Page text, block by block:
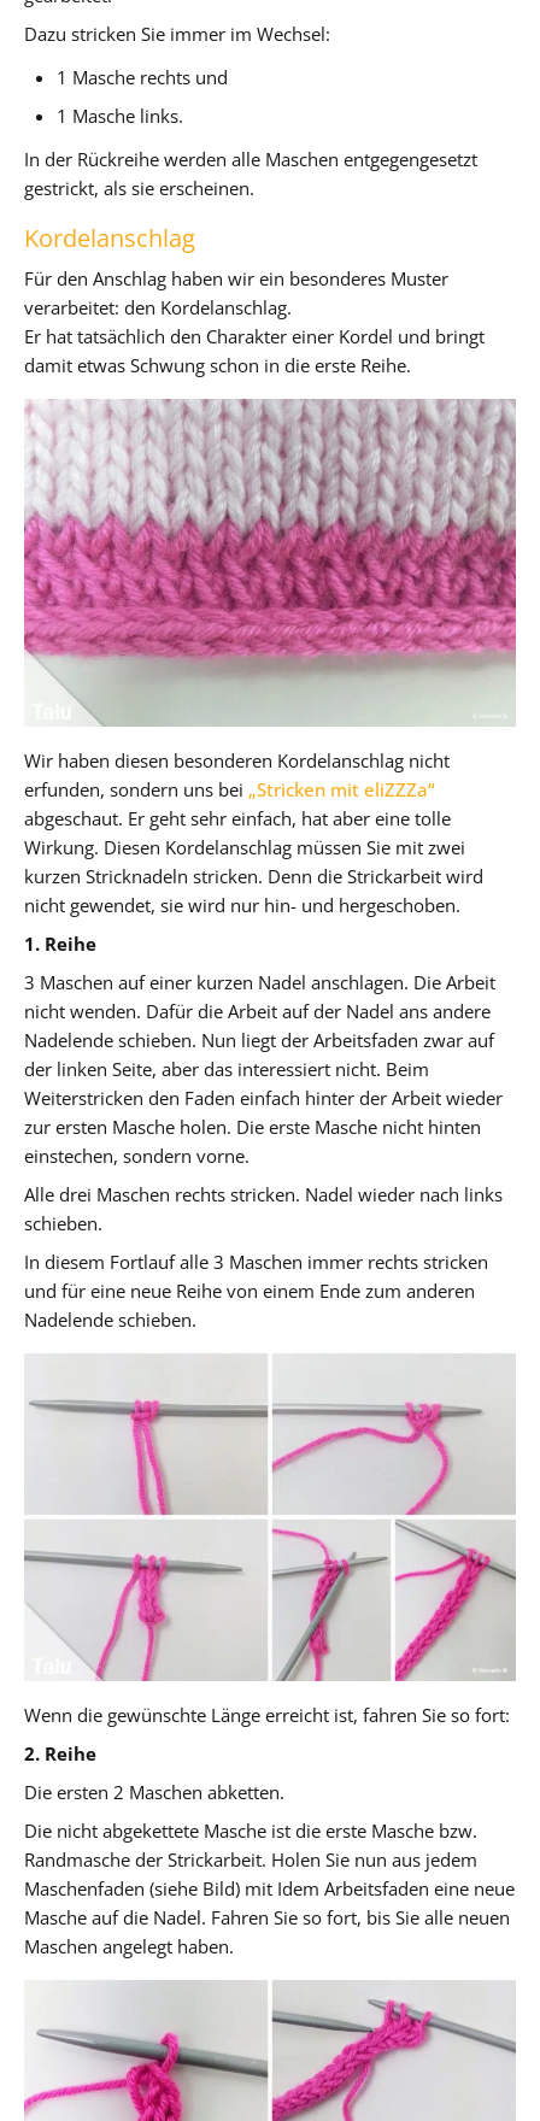
Dazu stricken Sie immer im Wechsel:
1 Masche rechts und
1 Masche links.
In der Rückreihe werden alle Maschen entgegengesetzt
gestrickt, als sie erscheinen.
Kordelanschlag
Für den Anschlag haben wir ein besonderes Muster
verarbeitet: den Kordelanschlag.
Er hat tatsächlich den Charakter einer Kordel und bringt
damit etwas Schwung schon in die erste Reihe.
Wir haben diesen besonderen Kordelanschlag nicht
erfunden, sondern uns bei „Stricken mit eliZZZa“
abgeschaut. Er geht sehr einfach, hat aber eine tolle
Wirkung. Diesen Kordelanschlag müssen Sie mit zwei
kurzen Stricknadeln stricken. Denn die Strickarbeit wird
nicht gewendet, sie wird nur hin- und hergeschoben.
1. Reihe
3 Maschen auf einer kurzen Nadel anschlagen. Die Arbeit
nicht wenden. Dafür die Arbeit auf der Nadel ans andere
Nadelende schieben. Nun liegt der Arbeitsfaden zwar auf
der linken Seite, aber das interessiert nicht. Beim
Weiterstricken den Faden einfach hinter der Arbeit wieder
zur ersten Masche holen. Die erste Masche nicht hinten
einstechen, sondern vorne.
Alle drei Maschen rechts stricken. Nadel wieder nach links
schieben.
In diesem Fortlauf alle 3 Maschen immer rechts stricken
und für eine neue Reihe von einem Ende zum anderen
Nadelende schieben.
Wenn die gewünschte Länge erreicht ist, fahren Sie so fort:
2. Reihe
Die ersten 2 Maschen abketten.
Die nicht abgekettete Masche ist die erste Masche bzw.
Randmasche der Strickarbeit. Holen Sie nun aus jedem
Maschenfaden (siehe Bild) mit Idem Arbeitsfaden eine neue
Masche auf die Nadel. Fahren Sie so fort, bis Sie alle neuen
Maschen angelegt haben.